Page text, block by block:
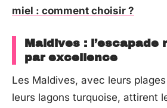
miel : comment choisir ?
Maldives : l’escapade
par excellence
Les Maldives, avec leurs
leurs lagons turquoise, attirent